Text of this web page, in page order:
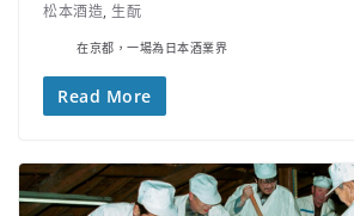
松本酒造, 生酛
在京都，一場為日本酒業界
Read More